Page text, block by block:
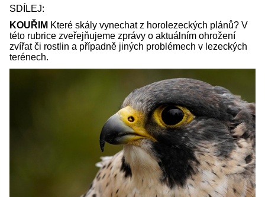
SDÍLEJ:
KOUŘIM Které skály vynechat z horolezeckých plánů? V
této rubrice zveřejňujeme zprávy o aktuálním ohrožení
zvířat či rostlin a případně jiných problémech v lezeckých
terénech.